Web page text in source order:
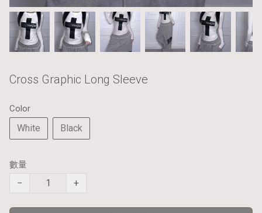
Cross Graphic Long Sleeve
Color
White Black
數量
− +